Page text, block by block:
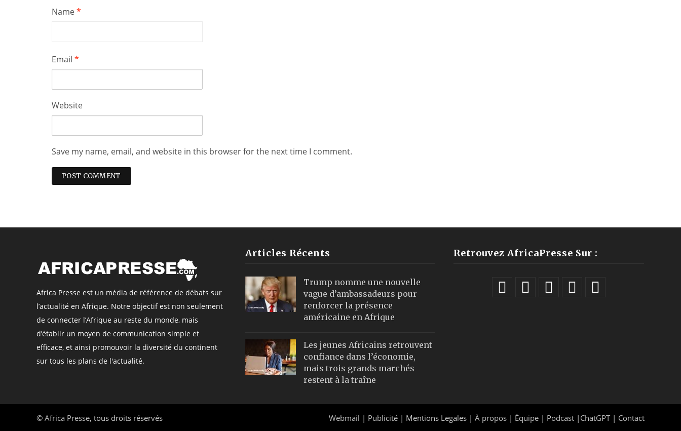
Name*
Email *
Website
Save my name, email, and website in this browser for the next time I comment.
Africa Presse est un média de référence de débats sur
l’actualité en Afrique. Notre objectif est non seulement
de connecter l’Afrique au reste du monde, mais
d’établir un moyen de communication simple et
efficace, et ainsi promouvoir la diversité du continent
sur tous les plans de l'actualité.
Articles Récents
Trump nomme une nouvelle
vague d’ambassadeurs pour
renforcer la présence
américaine en Afrique
Les jeunes Africains retrouvent
confiance dans l’économie,
mais trois grands marchés
restent à la traîne
Retrouvez AfricaPresse Sur :
© Africa Presse, tous droits réservés Webmail | Publicité | Mentions Legales | À propos | Équipe | Podcast | ChatGPT| Contact